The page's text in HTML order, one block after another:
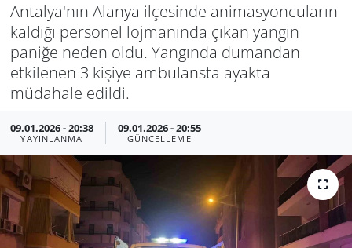
Antalya'nın Alanya ilçesinde animasyoncuların
kaldığı personel lojmanında çıkan yangın
paniğe neden oldu. Yangında dumandan
etkilenen 3 kişiye ambulansta ayakta
müdahale edildi.
09.01.2026 - 20:38
YAYINLANMA
09.01.2026 - 20:55
GÜNCELLEME